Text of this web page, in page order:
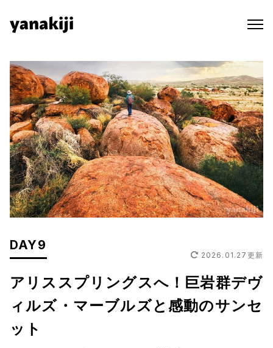
content
DAY9
2026.01.27 更新
アリススプリングスへ！巨岩群デヴ
ィルズ・マーブルズと感動のサンセ
ット